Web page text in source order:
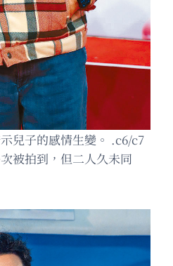
兒子的感情生變。 .c6/c7
被拍到，但二人久未同